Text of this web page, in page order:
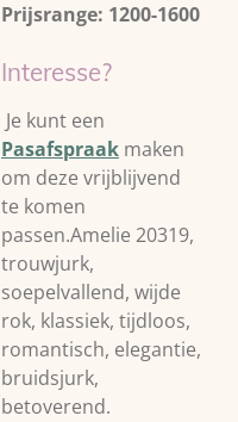
Prijsrange: 1200-1600
Interesse?
Je kunt een
Pasafspraak maken
om deze vrijblijvend
te komen
passen.Amelie 20319,
trouwjurk,
soepelvallend, wijde
rok, klassiek, tijdloos,
romantisch, elegantie,
bruidsjurk,
betoverend.